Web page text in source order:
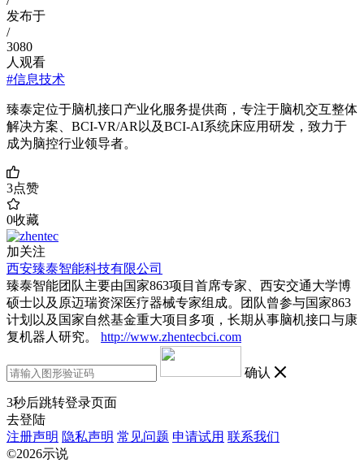
发布于
/
3080
人观看
#信息技术
臻泰定位于脑机接口产业化服务提供商，专注于脑机交互整体
解决方案、BCI-VR/AR以及BCI-AI系统床应用研发，致力于
成为脑控行业领导者。
3点赞
0收藏
加关注
西安臻泰智能科技有限公司
臻泰智能团队主要由国家863项目首席专家、西安交通大学博
硕士以及原迈瑞资深医疗器械专家组成。团队曾参与国家863
计划以及国家自然基金重大项目多项，长期从事脑机接口与康
复机器人研究。
http://www.zhentecbci.com
确认
3秒后跳转登录页面
去登陆
注册声明 隐私声明 常见问题 申请试用 联系我们
©2026示说